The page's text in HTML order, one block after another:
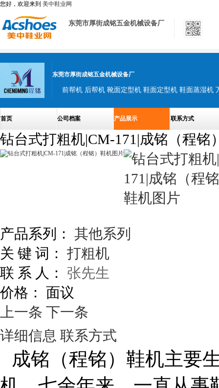
您好，欢迎来到 美中鞋业网
东莞市厚街成铭五金机械设备厂
东莞市厚街成铭五金机械设备厂
首页 公司档案 产品展示 联系方式
钻台式打粗机|CM-171|成铭（程铭
产品系列： 其他系列
关 键 词： 打粗机
联 系 人：
张先生
价格： 面议
上一条 下一条
详细信息 联系方式
成铭（程铭）鞋机主要